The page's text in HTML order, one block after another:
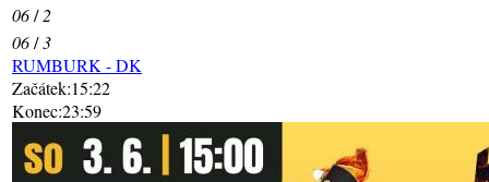
06/2
06/3
RUMBURK - DK
Začátek:15:22
Konec:23:59